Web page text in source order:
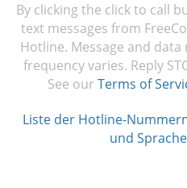
By clicking the click to call
text messages from
Hotline. Message and data
frequency varies. Reply
See our Terms of
Liste der Hotline-
und